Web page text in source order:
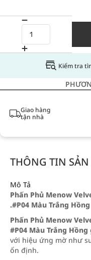
Kiểm tra
Giao hàng
tận nhà
THÔNG TIN
Mô Tả
Phấn Phủ Menow
.#P04 Màu Trắng Hồng
Phấn Phủ Menow
#P04 Màu Trắng Hồng
với hiệu ứng mờ như
ổn định.